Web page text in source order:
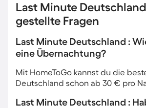
Last Minute
gestellte Fragen
Last Minute Deutschland :
eine Übernachtung?
Mit HomeToGo kannst du die
Deutschland schon ab 30 € pro
Last Minute Deutschland :